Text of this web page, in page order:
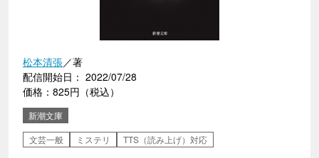
松本清張／著
配信開始日： 2022/07/28
価格：825円（税込）
新潮文庫
文芸一般
ミステリ TTS（読み上げ）対応